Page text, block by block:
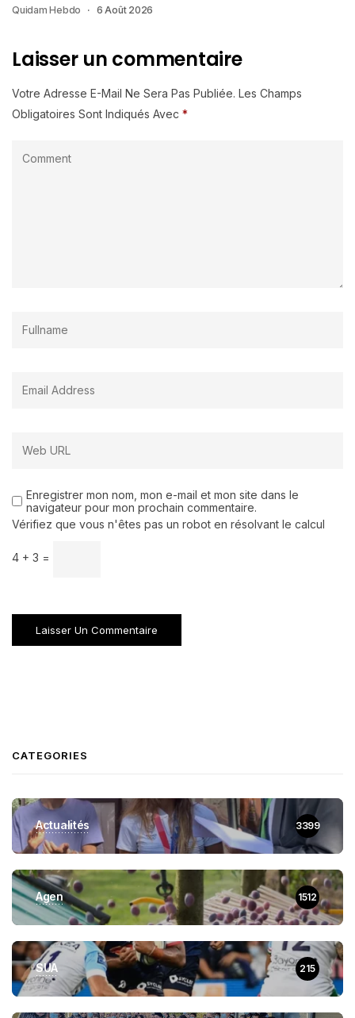
Quidam Hebdo 6 Août 2026
Laisser un commentaire
Votre Adresse E-Mail Ne Sera Pas Publiée. Les Champs
Obligatoires Sont Indiqués Avec *
Enregistrer mon nom, mon e-mail et mon site dans le
navigateur pour mon prochain commentaire.
Vérifiez que vous n'êtes pas un robot en résolvant le calcul
4 + 3 =
CATEGORIES
Actualités 3399
Agen 1512
SUA 215